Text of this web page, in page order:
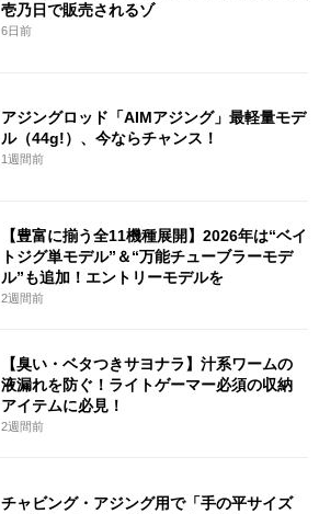
壱乃日で販売されるゾ
6日前
アジングロッド「AIMアジング」最軽量モデ
ル（44g!）、今ならチャンス！
1週間前
【豊富に揃う全11機種展開】2026年は“ベイ
トジグ単モデル”＆“万能チューブラーモデ
ル”も追加！エントリーモデルを
2週間前
【臭い・ベタつきサヨナラ】汁系ワームの
液漏れを防ぐ！ライトゲーマー必須の収納
アイテムに必見！
2週間前
チャビング・アジング用で「手の平サイズ